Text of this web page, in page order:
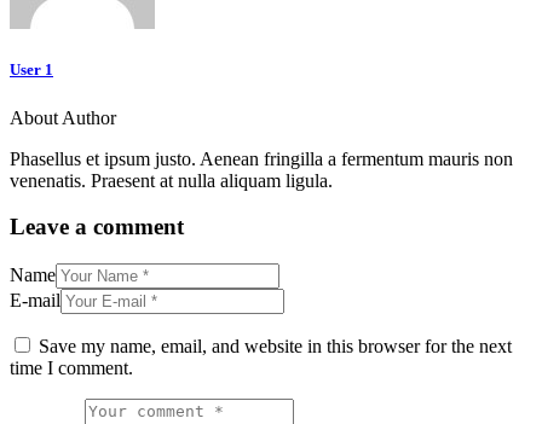
User 1
About Author
Phasellus et ipsum justo. Aenean fringilla a fermentum mauris non
venenatis. Praesent at nulla aliquam ligula.
Leave a comment
Name
E-mail
Save my name, email, and website in this browser for the next
time I comment.